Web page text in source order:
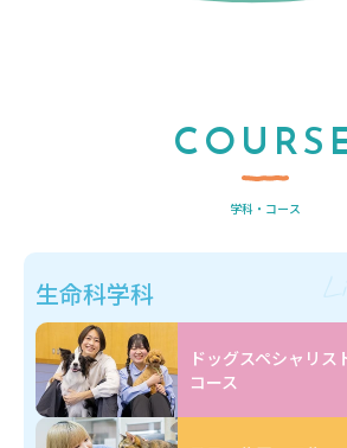
学科・コース
生命科学科
ドッグスペシャリス
コース